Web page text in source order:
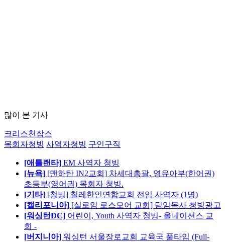
많이 본 기사
크리스천잡스
목회자청빙 사역자청빙 구인구직
[애틀랜타] EM 사역자 청빙
[뉴욕] [맨하탄 IN2교회] 차세대총괄, 영유아부(한어권)
초등부(영어권) 목회자 청빙.
[기타] [청빙] 칠레한인연합교회 전임 사역자 (1명)
[캘리포니아] [실로암 로스모어 교회] 담임목사 청빙광고
[워싱턴DC] 어린이, Youth 사역자 청빙- 올네이션스 교
회 -
[버지니아] 워싱턴 서울장로교회 교육국 풀타임 (Full-